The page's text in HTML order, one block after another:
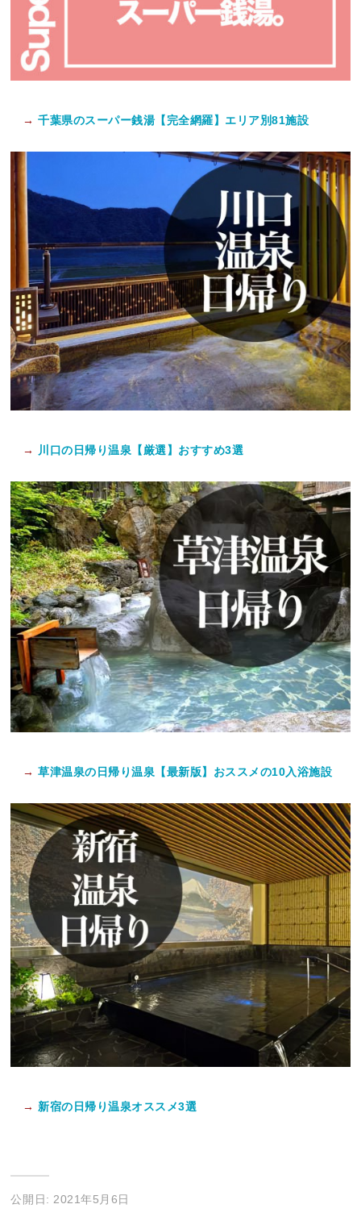
→ 千葉県のスーパー銭湯【完全網羅】エリア別81施設
→ 川口の日帰り温泉【厳選】おすすめ3選
→ 草津温泉の日帰り温泉【最新版】おススメの10入浴施設
→ 新宿の日帰り温泉オススメ3選
公開日: 2021年5月6日